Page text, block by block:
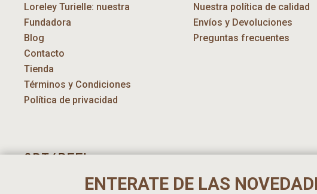
Loreley Turielle: nuestra
Fundadora
Blog
Contacto
Tienda
Términos y Condiciones
Política de privacidad
Nuestra política de calidad
Envíos y Devoluciones
Preguntas frecuentes
ENTERATE DE LAS